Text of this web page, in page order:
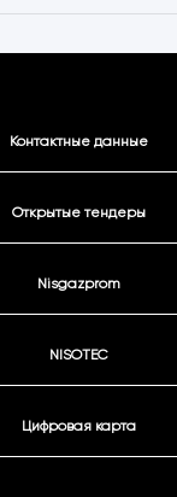
Контактные данные
Открытые тендеры
Nisgazprom
NISOTEC
Цифровая карта